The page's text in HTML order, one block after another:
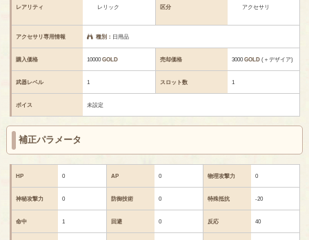
レアリティ レリック 区分 アクセサリ
アクセサリ専用情報 種別： 日用品
購入価格 10000GOLD 売却価格 3000GOLD (＋デザイア)
武器レベル 1 スロット数 1
ボイス 未設定
補正パラメータ
HP 0 AP 0 物理攻撃力 0
神秘攻撃力 0 防御技術 0 特殊抵抗 -20
命中 1 回避 0 反応 40